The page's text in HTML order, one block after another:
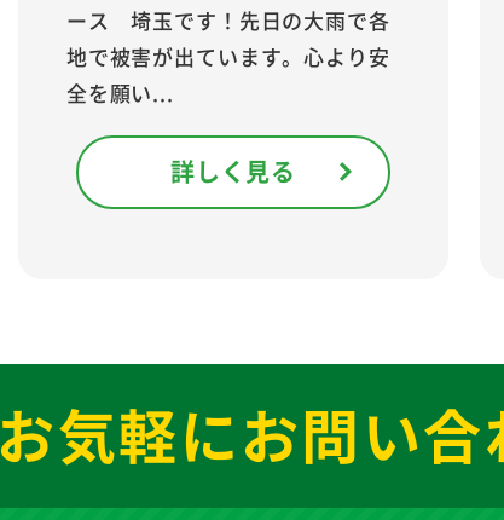
ース 埼玉です！先日の大雨で各
地で被害が出ています。心より安
全を願い...
詳しく見る
お気軽にお問い